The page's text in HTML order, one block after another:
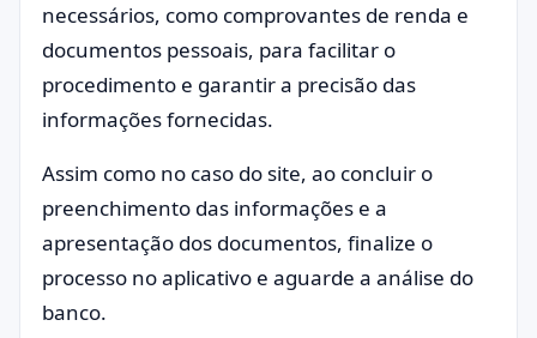
necessários, como comprovantes de renda e
documentos pessoais, para facilitar o
procedimento e garantir a precisão das
informações fornecidas.
Assim como no caso do site, ao concluir o
preenchimento das informações e a
apresentação dos documentos, finalize o
processo no aplicativo e aguarde a análise do
banco.